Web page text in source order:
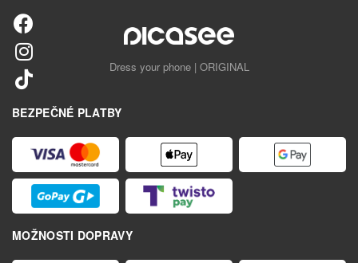
Dress your phone | ORIGINAL
BEZPEČNÉ PLATBY
MOŽNOSTI DOPRAVY